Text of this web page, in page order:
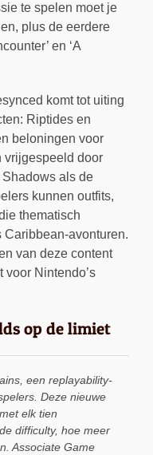
te spelen moet je
plus de eerdere
en ‘A
komt tot uiting
Riptides en
beloningen voor
vrijgespeeld door
als de
kunnen outfits,
thematisch
Caribbean-avonturen.
van deze content
Nintendo’s
op de limiet
een replayability-
Deze nieuwe
elk tien
difficulty, hoe meer
Associate Game